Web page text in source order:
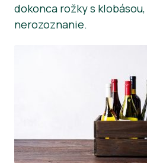
dokonca rožky s
nerozoznanie.